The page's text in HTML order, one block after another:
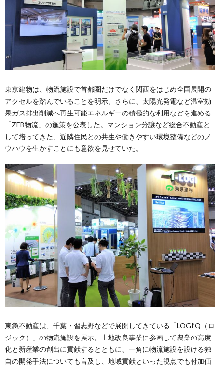
東京建物は、物流施設で首都圏だけでなく関西をはじめ全国展開の
アクセルを踏んでいることを明示。さらに、太陽光発電など温室効
果ガス排出削減へ再生可能エネルギーの積極的な利用などを進める
「ZEB物流」の施策を公表した。マンション分譲など総合不動産と
して培ってきた、近隣住民との共生や働きやすい環境整備などのノ
ウハウを生かすことにも意欲を見せていた。
東急不動産は、千葉・習志野などで展開してきている「LOGI’Q（ロ
ジック）」の物流施設を展示。土地改良事業に参画して農業の高度
化と新産業の創出に貢献するとともに、一角に物流施設を設ける独
自の開発手法についても言及し、地域貢献といった視点でも付加価